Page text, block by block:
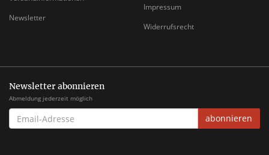
Newsletter
Impressum
Widerrufsrecht
Newsletter abonnieren
Abmeldung jederzeit möglich
EMAIL-
ADRESSE
abonnieren